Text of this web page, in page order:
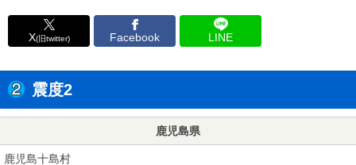
X(旧twitter) Facebook LINE
震度2
鹿児島県
鹿児島十島村